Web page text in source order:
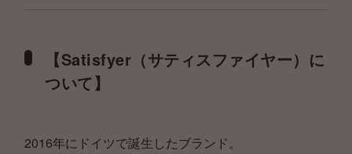
【Satisfyer（サティスファイヤー）に
ついて】
2016年にドイツで誕生したブランド。